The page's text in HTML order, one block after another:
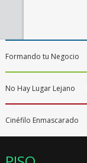
Formando tu Negocio
No Hay Lugar Lejano
Cinéfilo Enmascarado